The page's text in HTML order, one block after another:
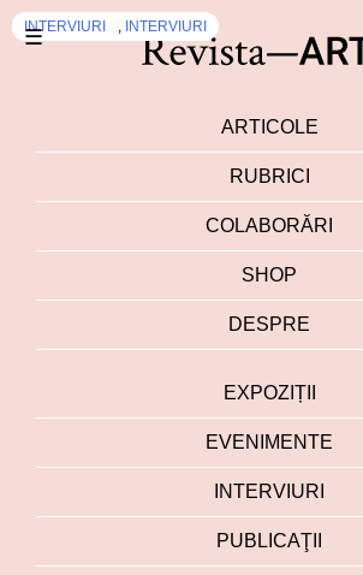
☰
ARTICOLE
RUBRICI
COLABORĂRI
SHOP
DESPRE
EXPOZIȚII
EVENIMENTE
INTERVIURI
PUBLICAŢII
EXPOZIȚII
EXPOZIȚII ,INTERVIURI
EXPOZIȚII ,INTERVIURI
EXPOZIȚII
DEZBATERI
EXPOZIȚII
EVENIMENTE, INTERVIURI
INTERVIURI